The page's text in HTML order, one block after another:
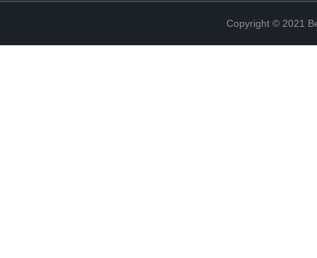
Copyright © 2021